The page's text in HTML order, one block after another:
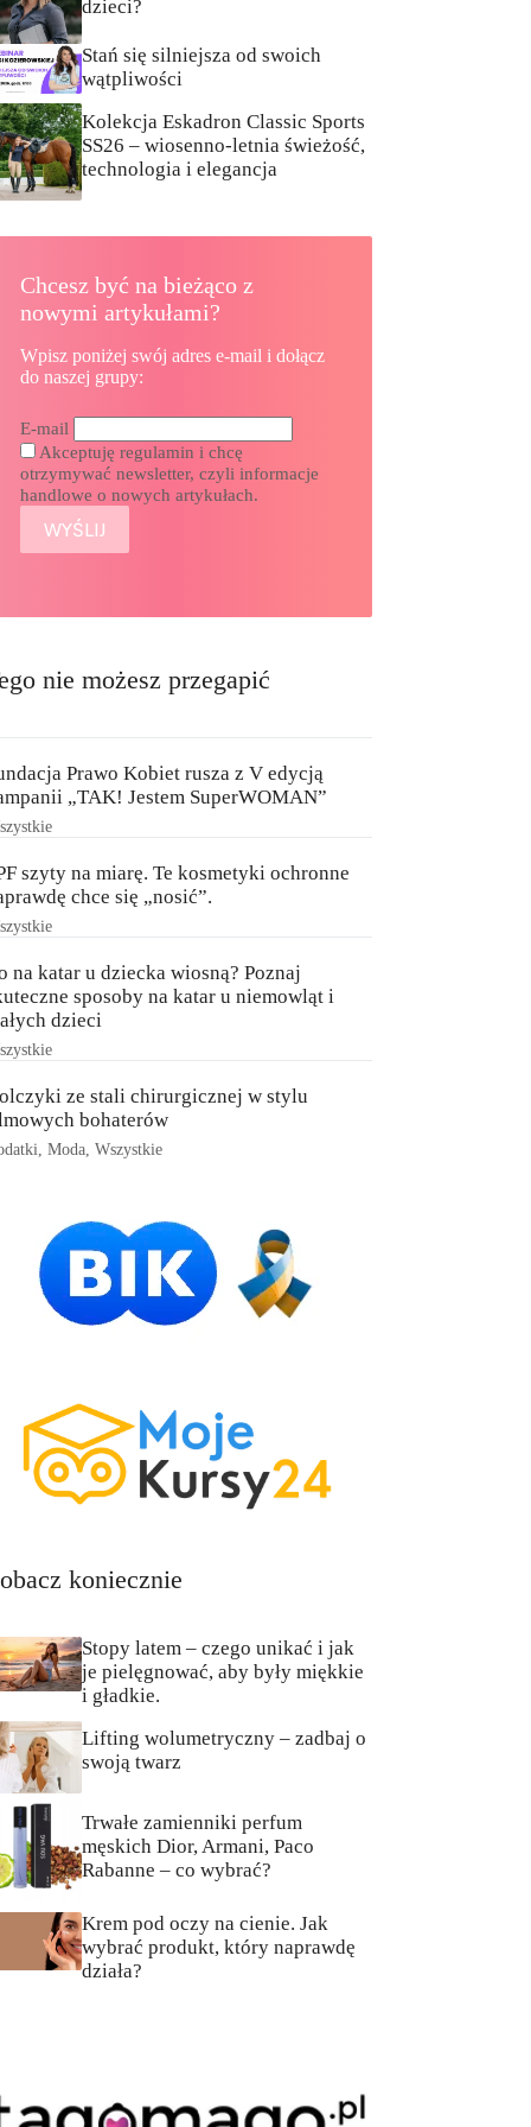
dzieci?
Stań się silniejsza od swoich
wątpliwości
Kolekcja Eskadron Classic Sports
SS26 – wiosenno-letnia świeżość,
technologia i elegancja
Chcesz być na bieżąco z
nowymi artykułami?
Wpisz poniżej swój adres e-mail i dołącz
do naszej grupy:
E-mail
Akceptuję regulamin i chcę
otrzymywać newsletter, czyli informacje
handlowe o nowych artykułach.
nie możesz przegapić
Prawo Kobiet rusza z V edycją
„TAK! Jestem SuperWOMAN”
szyty na miarę. Te kosmetyki ochronne
chce się „nosić”.
na katar u dziecka wiosną? Poznaj
sposoby na katar u niemowląt i
dzieci
ze stali chirurgicznej w stylu
bohaterów
,Moda,Wszystkie
koniecznie
Stopy latem – czego unikać i jak
je pielęgnować, aby były miękkie
i gładkie.
Lifting wolumetryczny – zadbaj o
swoją twarz
Trwałe zamienniki perfum
męskich Dior, Armani, Paco
Rabanne – co wybrać?
Krem pod oczy na cienie. Jak
wybrać produkt, który naprawdę
działa?